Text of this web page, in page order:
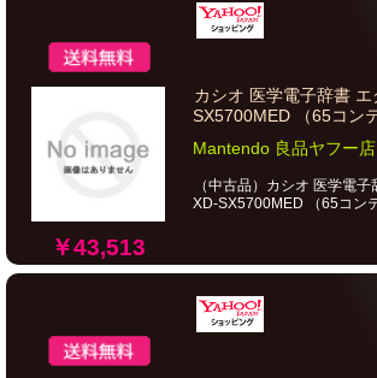
￥43,513
カシオ 医学電子辞書
SX5700MED （65コン
Mantendo 良品ヤフー店
（中古品）カシオ 医学電
XD-SX5700MED （65コン